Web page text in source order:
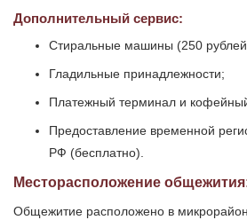
Дополнительный сервис:
Стиральные машины (250
Гладильные принадлежности;
Платежный терминал и
Предоставление временной
РФ (бесплатно).
Месторасположение
Общежитие расположено в